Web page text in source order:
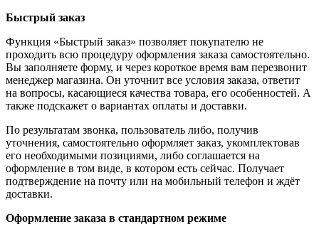
Быстрый заказ
Функция «Быстрый заказ» позволяет покупателю не
проходить всю процедуру оформления заказа самостоятельно.
Вы заполняете форму, и через короткое время вам перезвонит
менеджер магазина. Он уточнит все условия заказа, ответит
на вопросы, касающиеся качества товара, его особенностей. А
также подскажет о вариантах оплаты и доставки.
По результатам звонка, пользователь либо, получив
уточнения, самостоятельно оформляет заказ, укомплектовав
его необходимыми позициями, либо соглашается на
оформление в том виде, в котором есть сейчас. Получает
подтверждение на почту или на мобильный телефон и ждёт
доставки.
Оформление заказа в стандартном режиме